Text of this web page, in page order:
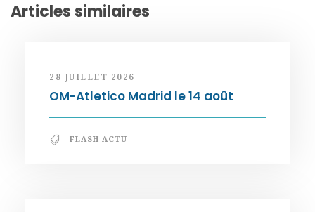
Articles similaires
28 JUILLET 2026
OM-Atletico Madrid le 14 août
FLASH ACTU